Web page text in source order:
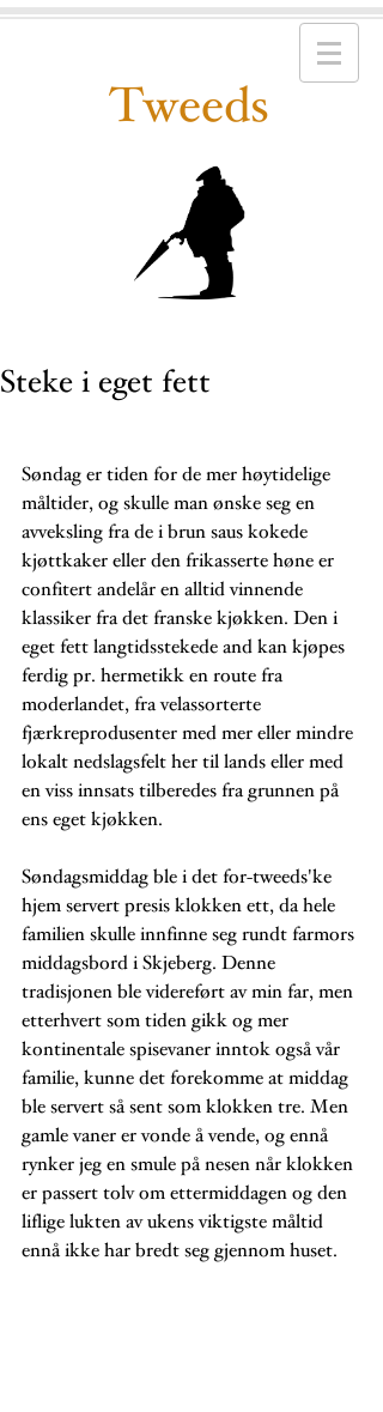
Tweeds
Steke i eget fett
Søndag er tiden for de mer høytidelige
måltider, og skulle man ønske seg en
avveksling fra de i brun saus kokede
kjøttkaker eller den frikasserte høne er
confitert andelår en alltid vinnende
klassiker fra det franske kjøkken. Den i
eget fett langtidsstekede and kan kjøpes
ferdig pr. hermetikk en route fra
moderlandet, fra velassorterte
fjærkreprodusenter med mer eller mindre
lokalt nedslagsfelt her til lands eller med
en viss innsats tilberedes fra grunnen på
ens eget kjøkken.
Søndagsmiddag ble i det for-tweeds'ke
hjem servert presis klokken ett, da hele
familien skulle innfinne seg rundt farmors
middagsbord i Skjeberg. Denne
tradisjonen ble videreført av min far, men
etterhvert som tiden gikk og mer
kontinentale spisevaner inntok også vår
familie, kunne det forekomme at middag
ble servert så sent som klokken tre. Men
gamle vaner er vonde å vende, og ennå
rynker jeg en smule på nesen når klokken
er passert tolv om ettermiddagen og den
liflige lukten av ukens viktigste måltid
ennå ikke har bredt seg gjennom huset.